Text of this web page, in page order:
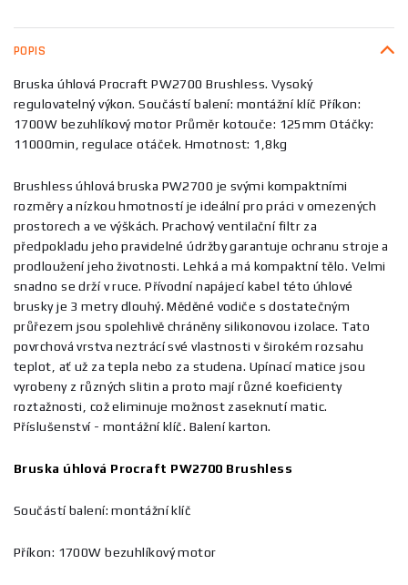
POPIS
Bruska úhlová Procraft PW2700 Brushless. Vysoký
regulovatelný výkon. Součástí balení: montážní klíč Příkon:
1700W bezuhlíkový motor Průměr kotouče: 125mm Otáčky:
11000min, regulace otáček. Hmotnost: 1,8kg
Brushless úhlová bruska PW2700 je svými kompaktními
rozměry a nízkou hmotností je ideální pro práci v omezených
prostorech a ve výškách. Prachový ventilační filtr za
předpokladu jeho pravidelné údržby garantuje ochranu stroje a
prodloužení jeho životnosti. Lehká a má kompaktní tělo. Velmi
snadno se drží v ruce. Přívodní napájecí kabel této úhlové
brusky je 3 metry dlouhý. Měděné vodiče s dostatečným
průřezem jsou spolehlivě chráněny silikonovou izolace. Tato
povrchová vrstva neztrácí své vlastnosti v širokém rozsahu
teplot, ať už za tepla nebo za studena. Upínací matice jsou
vyrobeny z různých slitin a proto mají různé koeficienty
roztažnosti, což eliminuje možnost zaseknutí matic.
Příslušenství - montážní klíč. Balení karton.
Bruska úhlová Procraft PW2700 Brushless
Součástí balení: montážní klíč
Příkon: 1700W bezuhlíkový motor